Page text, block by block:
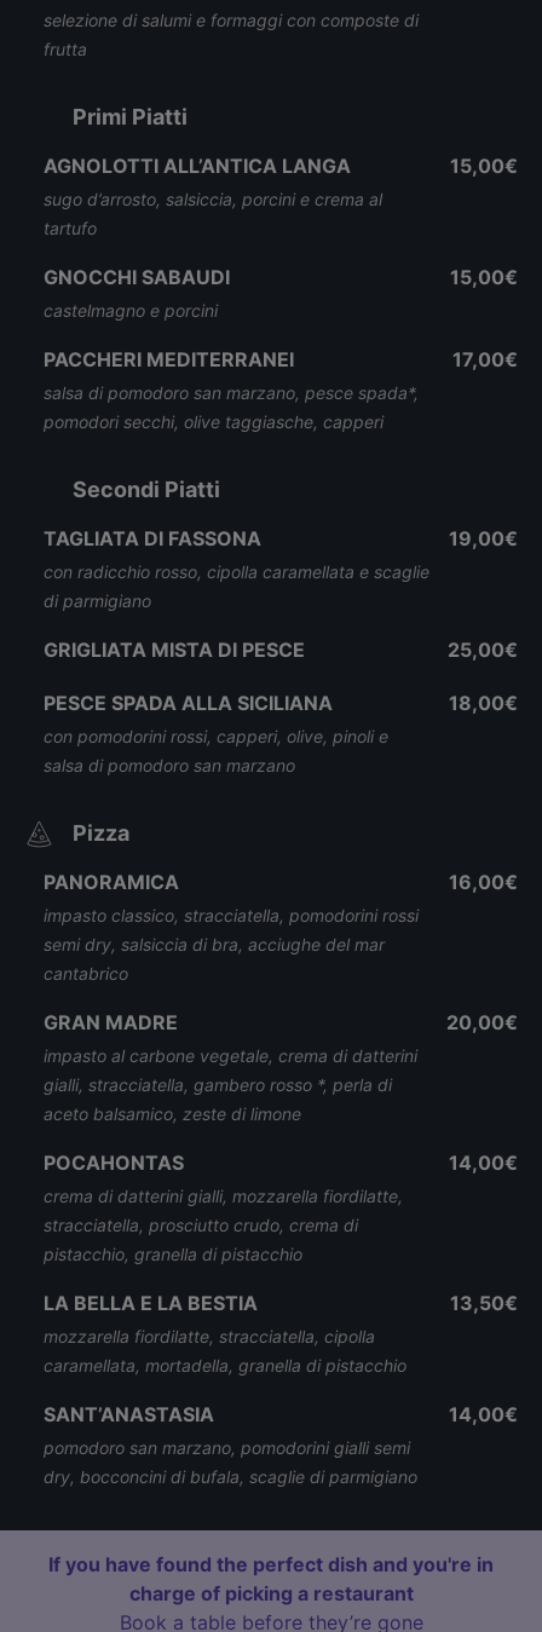
selezione di salumi e formaggi con composte di
frutta
Primi Piatti
AGNOLOTTI ALL’ANTICA LANGA
sugo d’arrosto, salsiccia, porcini e crema al
tartufo
15,00€
GNOCCHI SABAUDI
castelmagno e porcini
15,00€
PACCHERI MEDITERRANEI
salsa di pomodoro san marzano, pesce spada*,
pomodori secchi, olive taggiasche, capperi
17,00€
Secondi Piatti
TAGLIATA DI FASSONA
con radicchio rosso, cipolla caramellata e scaglie
di parmigiano
19,00€
GRIGLIATA MISTA DI PESCE 25,00€
PESCE SPADA ALLA SICILIANA
con pomodorini rossi, capperi, olive, pinoli e
salsa di pomodoro san marzano
18,00€
Pizza
PANORAMICA
impasto classico, stracciatella, pomodorini rossi
semi dry, salsiccia di bra, acciughe del mar
cantabrico
16,00€
GRAN MADRE
impasto al carbone vegetale, crema di datterini
gialli, stracciatella, gambero rosso *, perla di
aceto balsamico, zeste di limone
20,00€
POCAHONTAS
crema di datterini gialli, mozzarella fiordilatte,
stracciatella, prosciutto crudo, crema di
pistacchio, granella di pistacchio
14,00€
LA BELLA E LA BESTIA
mozzarella fiordilatte, stracciatella, cipolla
caramellata, mortadella, granella di pistacchio
13,50€
SANT’ANASTASIA
pomodoro san marzano, pomodorini gialli semi
dry, bocconcini di bufala, scaglie di parmigiano
14,00€
If you have found the perfect dish and you're in
charge of picking a restaurant
Book a table before they’re gone